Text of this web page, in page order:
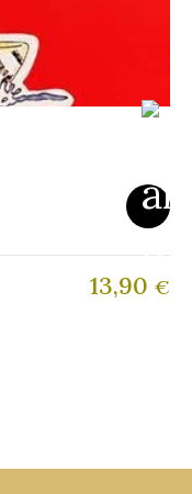
13,90 €